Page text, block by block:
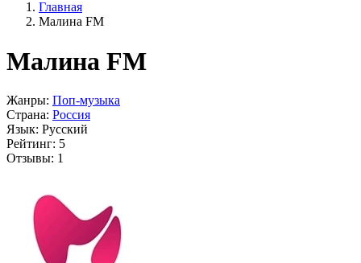
Главная
Малина FM
Малина FM
Жанры: Поп-музыка
Страна: Россия
Язык: Русский
Рейтинг: 5
Отзывы: 1